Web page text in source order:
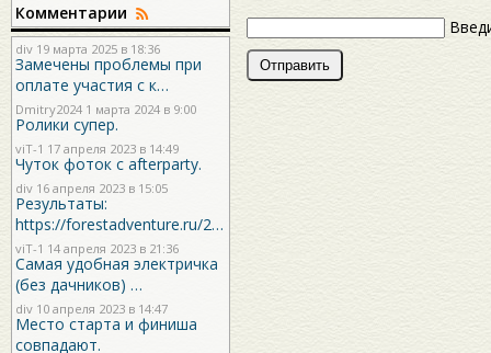
Комментарии
div 19 марта 2025 в 18:36
Замечены проблемы при
оплате участия с к…
Dmitry2024 1 марта 2024 в 9:00
Ролики супер.
viT-1 17 апреля 2023 в 14:49
Чуток фоток с afterparty.
div 16 апреля 2023 в 15:05
Результаты:
https://forestadventure.ru/2…
viT-1 14 апреля 2023 в 21:36
Самая удобная электричка
(без дачников) …
div 10 апреля 2023 в 14:47
Место старта и финиша
совпадают.